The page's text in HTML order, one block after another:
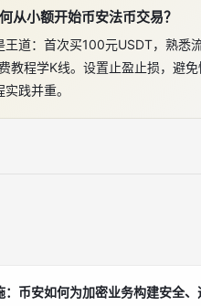
从小额开始币安法币交易？
王道：首次买100元USDT，熟悉
教程学K线。设置止盈止损，避
践并重。
：币安如何为加密业务构建安全、